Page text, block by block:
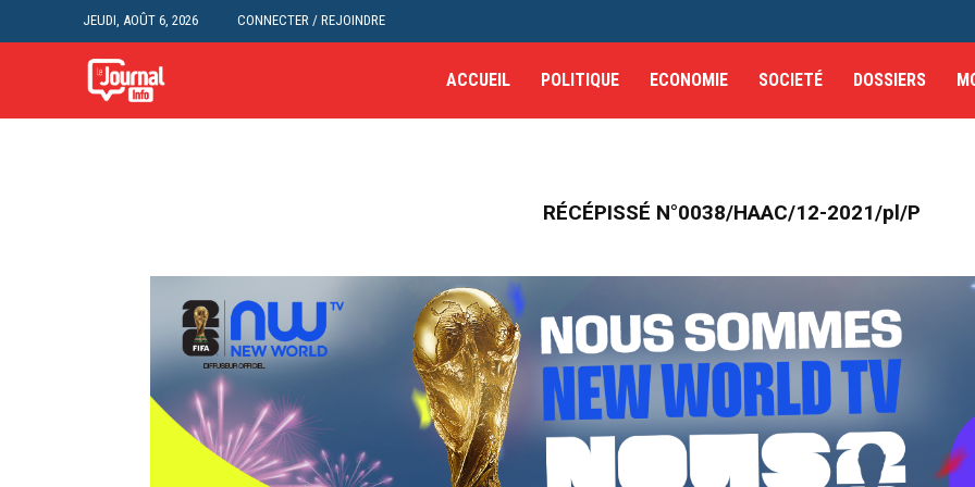
JEUDI, AOÛT 6, 2026 CONNECTER / REJOINDRE
ACCUEIL POLITIQUE ECONOMIE SOCIETÉ DOSSIERS
RÉCÉPISSÉ N°0038/HAAC/12-2021/pl/P